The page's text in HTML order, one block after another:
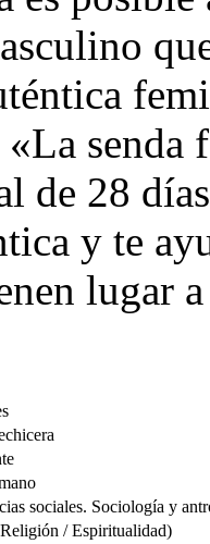
senda
de 28
y te
lugar
sociales. Sociología y
/ Espiritualidad)